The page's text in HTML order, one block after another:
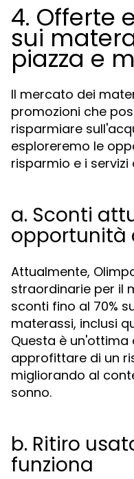
4. Offerte
sui
piazza e
Il mercato dei
promozioni che
risparmiare
esploreremo le
risparmio e i servizi
a. Sconti
opportunità
Attualmente,
straordinarie per il
sconti fino al 70%
materassi, inclusi
Questa è un'ottima
approfittare di un
migliorando al
sonno.
b. Ritiro
funziona